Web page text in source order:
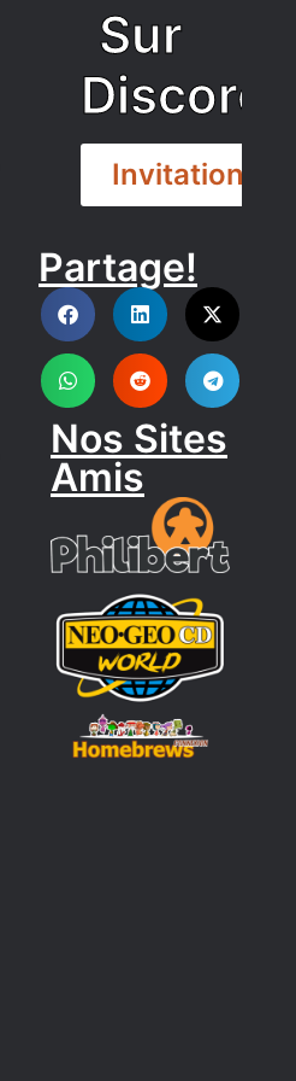
Sur
Discord
Invitation
DISCORD
Partage!
Nos Sites
Amis